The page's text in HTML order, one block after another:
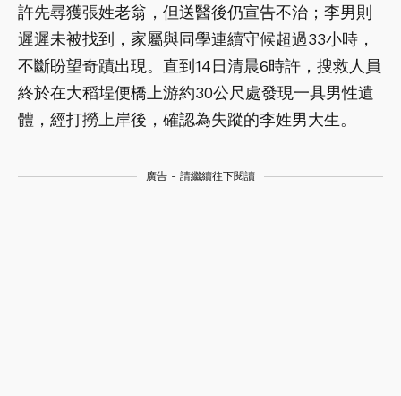
許先尋獲張姓老翁，但送醫後仍宣告不治；李男則
遲遲未被找到，家屬與同學連續守候超過33小時，
不斷盼望奇蹟出現。直到14日清晨6時許，搜救人員
終於在大稻埕便橋上游約30公尺處發現一具男性遺
體，經打撈上岸後，確認為失蹤的李姓男大生。
廣告 - 請繼續往下閱讀